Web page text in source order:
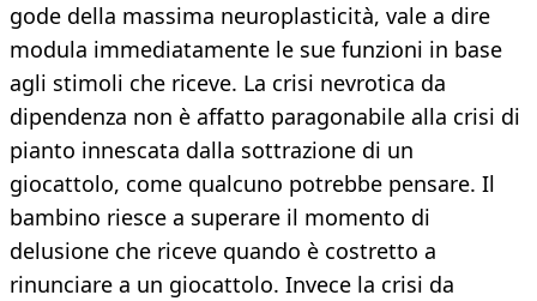
gode della massima neuroplasticità, vale a dire
modula immediatamente le sue funzioni in base
agli stimoli che riceve. La crisi nevrotica da
dipendenza non è affatto paragonabile alla crisi di
pianto innescata dalla sottrazione di un
giocattolo, come qualcuno potrebbe pensare. Il
bambino riesce a superare il momento di
delusione che riceve quando è costretto a
rinunciare a un giocattolo. Invece la crisi da